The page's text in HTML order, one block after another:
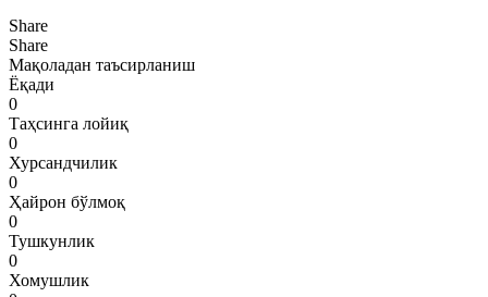
Share
Share
Мақоладан таъсирланиш
Ёқади
0
Таҳсинга лойиқ
0
Хурсандчилик
0
Ҳайрон бўлмоқ
0
Тушкунлик
0
Хомушлик